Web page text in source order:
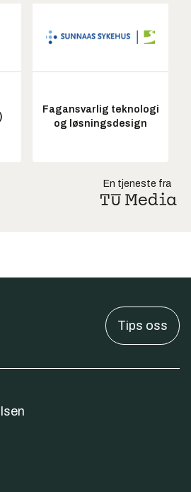
Fagansvarlig teknologi
og løsningsdesign
En tjeneste fra
Tips oss